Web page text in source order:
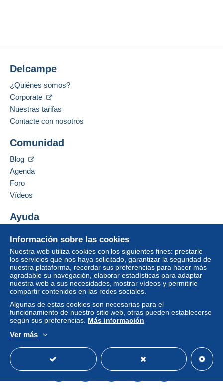
Información sobre las cookies
Nuestra web utiliza cookies con los siguientes fines: prestarle
los servicios que nos haya solicitado, garantizar la seguridad de
nuestra plataforma, recordar sus preferencias para hacer más
agradable su navegación, elaborar estadísticas para adaptar
nuestra web a sus necesidades, mostrar vídeos y permitirle
compartir contenidos en las redes sociales.
Algunas de estas cookies son necesarias para el
funcionamiento de nuestro sitio web, otras pueden establecerse
según sus preferencias. Más información
Ver más
Delcampe
¿Quiénes somos?
Corporate
Nuestras tarifas
Contacte con nosotros
Comunidad
Blog
Agenda
Foro
Vídeos
Ayuda
Comprar en Delcampe
Vender en Delcampe
Una página securizada